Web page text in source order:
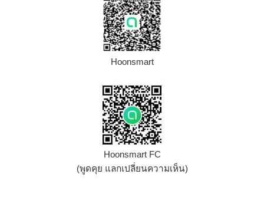
Hoonsmart
Hoonsmart FC
(พูดคุย แลกเปลี่ยนความเห็น)